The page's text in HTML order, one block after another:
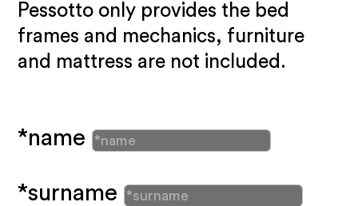
Pessotto only provides the bed
frames and mechanics, furniture
and mattress are not included.
*name
*surname